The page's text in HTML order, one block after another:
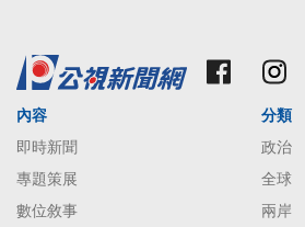
內容
即時新聞
專題策展
數位敘事
分類
政治
全球
兩岸